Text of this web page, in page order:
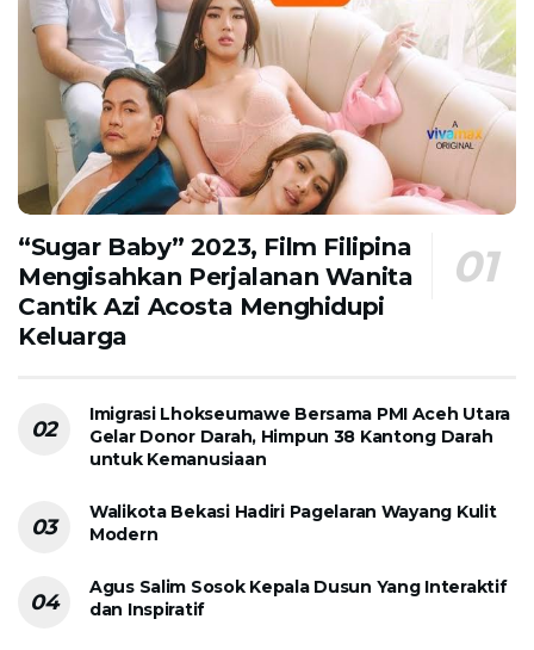
“Sugar Baby” 2023, Film Filipina
Mengisahkan Perjalanan Wanita
Cantik Azi Acosta Menghidupi
Keluarga
Imigrasi Lhokseumawe Bersama PMI Aceh Utara
Gelar Donor Darah, Himpun 38 Kantong Darah
untuk Kemanusiaan
Walikota Bekasi Hadiri Pagelaran Wayang Kulit
Modern
Agus Salim Sosok Kepala Dusun Yang Interaktif
dan Inspiratif